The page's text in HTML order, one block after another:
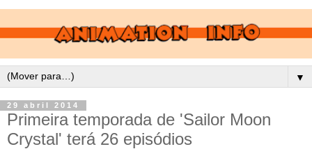
▼
29 abril 2014
Primeira temporada de 'Sailor Moon
Crystal' terá 26 episódios